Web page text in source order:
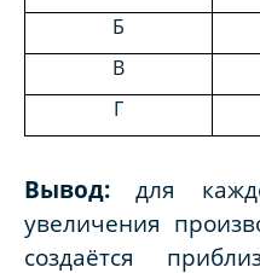
Б
В
Г
Вывод: для
увеличения
создаётся